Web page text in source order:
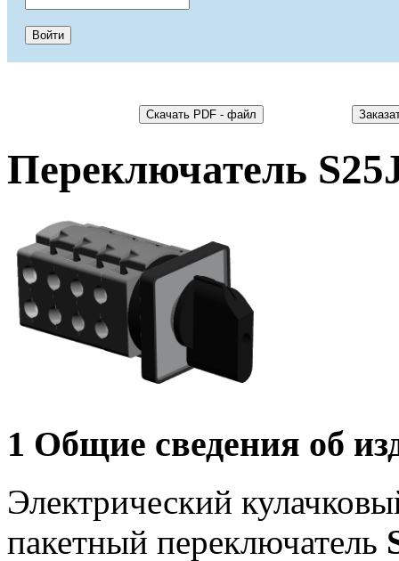
Переключатель
1 Общие сведения об
Электрический
пакетный переключатель